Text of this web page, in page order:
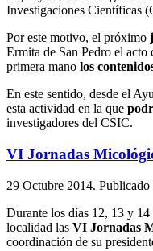
Investigaciones Científicas
Por este motivo, el próximo
Ermita de San Pedro el acto
primera mano los
En este sentido, desde el
esta actividad en la que
investigadores del CSIC.
VI Jornadas
29 Octubre 2014. Publicado
Durante los días 12, 13 y 14
localidad las VI Jornadas
coordinación de su